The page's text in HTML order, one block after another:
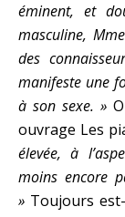
éminent, et
masculine,
des
manifeste une
à son sexe. »
ouvrage Les
élevée, à
moins encore
» Toujours